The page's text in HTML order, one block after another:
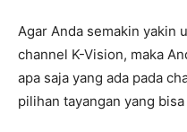
Agar Anda semakin yakin
channel K-Vision, maka
apa saja yang ada pada
pilihan tayangan yang